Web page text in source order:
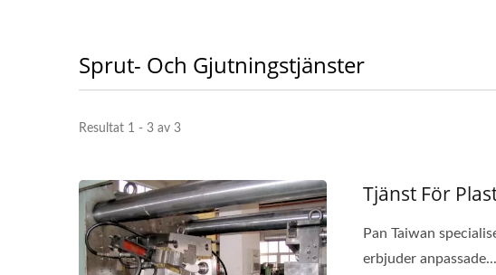
Sprut- Och Gjutningstjänster
Resultat 1 - 3 av 3
Tjänst För
Pan Taiwan
erbjuder anpassade...